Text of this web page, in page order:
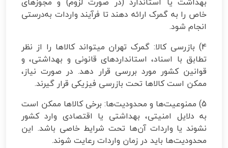
خاص را به گمرک ارائه دهند تا فرآیند واردات به‌درستی
انجام شود.
4) بازرسی کالا: گمرک تهران میتواند کالاها را از نظر
تطابق با اسناد، استانداردهای قانونی و بهداشتی، و
قوانین کشور مورد بررسی قرار دهد. در صورت نیاز،
ممکن است کالاها تحت بازرسی فیزیکی قرار گیرند.
5) ممنوعیت‌ها و محدودیت‌ها: برخی کالاها ممکن است
به دلایل امنیتی، بهداشتی یا اقتصادی وارد کشور
نشوند یا واردات آن‌ها تحت شرایط خاصی باشد. این
محدودیت‌ها باید در زمان واردات رعایت شوند.